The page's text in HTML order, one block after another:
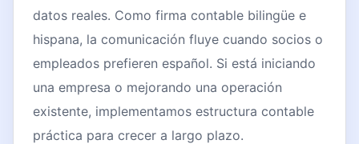
datos reales. Como firma contable bilingüe e
hispana, la comunicación fluye cuando socios o
empleados prefieren español. Si está iniciando
una empresa o mejorando una operación
existente, implementamos estructura contable
práctica para crecer a largo plazo.